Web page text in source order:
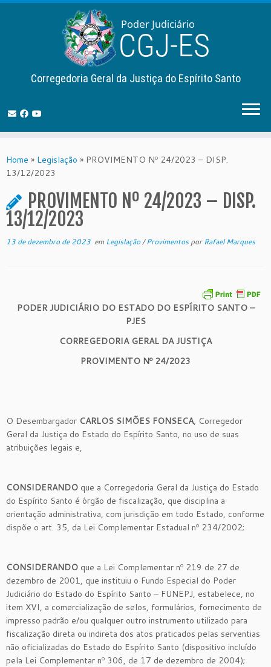
to
content
Corregedoria Geral da Justiça do Espírito Santo
Home » Legislação » PROVIMENTO Nº 24/2023 – DISP.
13/12/2023
PROVIMENTO Nº 24/2023 – DISP.
13/12/2023
13 de dezembro de 2023 em Legislação/ProvimentosporRafael Marques
PODER JUDICIÁRIO DO ESTADO DO ESPÍRITO SANTO –
PJES
CORREGEDORIA GERAL DA JUSTIÇA
PROVIMENTO Nº 24/2023
O Desembargador CARLOS SIMÕES FONSECA, Corregedor
Geral da Justiça do Estado do Espírito Santo, no uso de suas
atribuições legais e,
CONSIDERANDO que a Corregedoria Geral da Justiça do Estado
do Espírito Santo é órgão de fiscalização, que disciplina a
orientação administrativa, com jurisdição em todo Estado, conforme
dispõe o art. 35, da Lei Complementar Estadual nº 234/2002;
CONSIDERANDO que a Lei Complementar nº 219 de 27 de
dezembro de 2001, que instituiu o Fundo Especial do Poder
Judiciário do Estado do Espírito Santo – FUNEPJ, estabelece, no
item XVI, a comercialização de selos, formulários, fornecimento de
impresso padrão e/ou qualquer outro instrumento utilizado para
fiscalização direta ou indireta dos atos praticados pelas serventias
não oficializadas do Estado do Espírito Santo (dispositivo incluído
pela Lei Complementar nº 306, de 17 de dezembro de 2004);